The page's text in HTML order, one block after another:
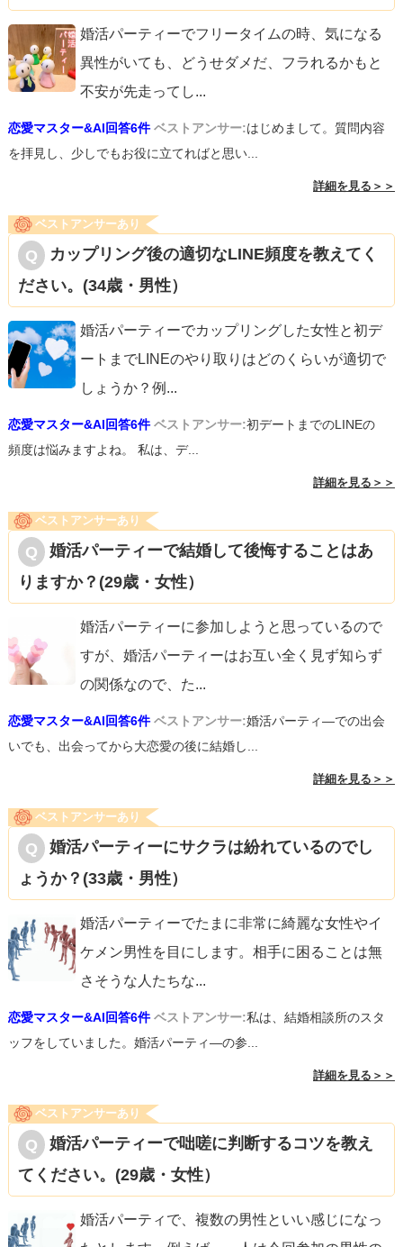
婚活パーティーでフリータイムの時、気になる
異性がいても、どうせダメだ、フラれるかもと
不安が先走ってし...
恋愛マスター&AI回答6件 ベストアンサー:はじめまして。質問内容
を拝見し、少しでもお役に立てればと思い...
詳細を見る＞＞
ベストアンサーあり
カップリング後の適切なLINE頻度を教えてく
ださい。(34歳・男性）
婚活パーティーでカップリングした女性と初デ
ートまでLINEのやり取りはどのくらいが適切で
しょうか？例 ...
恋愛マスター&AI回答6件 ベストアンサー:初デートまでのLINEの
頻度は悩みますよね。 私は、デ...
詳細を見る＞＞
ベストアンサーあり
婚活パーティーで結婚して後悔することはあ
りますか？(29歳・女性）
婚活パーティーに参加しようと思っているので
すが、婚活パーティーはお互い全く見ず知らず
の関係なので、た...
恋愛マスター&AI回答6件 ベストアンサー:婚活パーティ―での出会
いでも、出会ってから大恋愛の後に結婚し...
詳細を見る＞＞
ベストアンサーあり
婚活パーティーにサクラは紛れているのでし
ょうか？(33歳・男性）
婚活パーティーでたまに非常に綺麗な女性やイ
ケメン男性を目にします。相手に困ることは無
さそうな人たちな...
恋愛マスター&AI回答6件 ベストアンサー:私は、結婚相談所のスタ
ッフをしていました。婚活パーティ―の参...
詳細を見る＞＞
ベストアンサーあり
婚活パーティーで咄嗟に判断するコツを教え
てください。(29歳・女性）
婚活パーティで、複数の男性といい感じになっ